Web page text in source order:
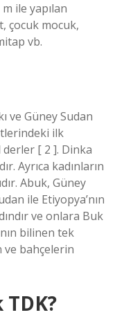
ile yapılan
çocuk mocuk,
vb.
ve Güney Sudan
ilk
derler [ 2 ]. Dinka
Ayrıca kadınların
Abuk, Güney
ile Etiyopya’nın
ve onlara Buk
bilinen tek
ve bahçelerin